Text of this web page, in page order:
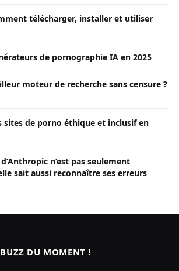
télécharger, installer et utiliser
de pornographie IA en 2025
moteur de recherche sans censure ?
sites de porno éthique et inclusif en
n’est pas seulement
sait aussi reconnaître ses erreurs
DU MOMENT !